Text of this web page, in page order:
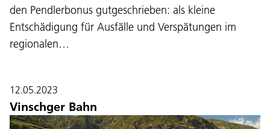
den Pendlerbonus gutgeschrieben: als kleine
Entschädigung für Ausfälle und Verspätungen im
regionalen…
12.05.2023
Vinschger Bahn